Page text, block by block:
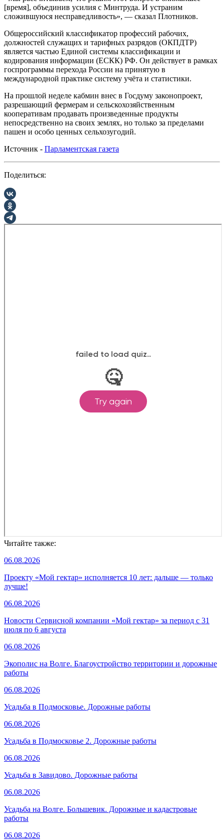
[время], объединив усилия с Минтруда. И устраним
сложившуюся несправедливость», — сказал Плотников.
Общероссийский классификатор профессий рабочих,
должностей служащих и тарифных разрядов (ОКПДТР)
является частью Единой системы классификации и
кодирования информации (ЕСКК) РФ. Он действует в рамках
госпрограммы перехода России на принятую в
международной практике систему учёта и статистики.
На прошлой неделе кабмин внес в Госдуму законопроект,
разрешающий фермерам и сельскохозяйственным
кооперативам продавать произведенные продукты
непосредственно на своих землях, но только за пределами
пашен и особо ценных сельхозугодий.
Источник - Парламентская газета
Поделиться:
Читайте также:
06.08.2026
Проекту «Мой гектар» исполняется 10 лет: дальше — только
лучше!
06.08.2026
Новости Сервисной компании «Мой гектар» за период с 31
июля по 6 августа
06.08.2026
Экополис на Волге. Благоустройство территории и дорожные
работы
06.08.2026
Усадьба в Подмосковье. Дорожные работы
06.08.2026
Усадьба в Подмосковье 2. Дорожные работы
06.08.2026
Усадьба в Завидово. Дорожные работы
06.08.2026
Усадьба на Волге. Большевик. Дорожные и кадастровые
работы
06.08.2026